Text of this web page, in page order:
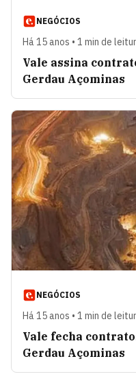
NEGÓCIOS
Há 15 anos • 1 min de
Vale assina
Gerdau Açominas
NEGÓCIOS
Há 15 anos • 1 min de
Vale fecha
Gerdau Açominas